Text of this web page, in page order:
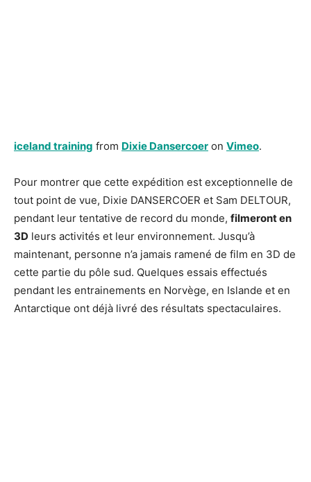
iceland training from Dixie Dansercoer on Vimeo.
Pour montrer que cette expédition est exceptionnelle de
tout point de vue, Dixie DANSERCOER et Sam DELTOUR,
pendant leur tentative de record du monde, filmeront en
3D leurs activités et leur environnement. Jusqu’à
maintenant, personne n’a jamais ramené de film en 3D de
cette partie du pôle sud. Quelques essais effectués
pendant les entrainements en Norvège, en Islande et en
Antarctique ont déjà livré des résultats spectaculaires.